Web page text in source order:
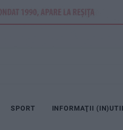
SPORT INFORMAŢII